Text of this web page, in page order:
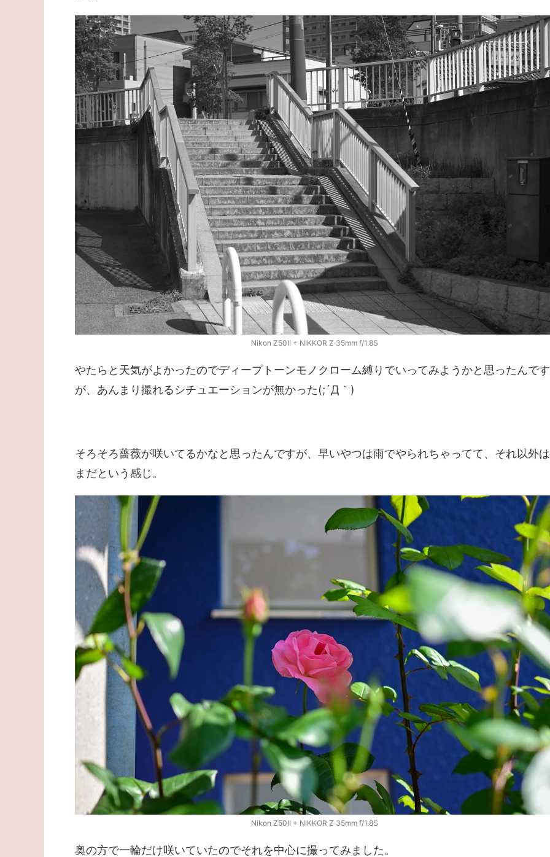
Nikon Z50II + NIKKOR Z 35mm f/1.8S
やたらと天気がよかったのでディープトーンモノクローム縛りでいってみようかと思ったんです
が、あんまり撮れるシチュエーションが無かった(;´Д｀)
そろそろ薔薇が咲いてるかなと思ったんですが、早いやつは雨でやられちゃってて、それ以外は
まだという感じ。
Nikon Z50II + NIKKOR Z 35mm f/1.8S
奥の方で一輪だけ咲いていたのでそれを中心に撮ってみました。